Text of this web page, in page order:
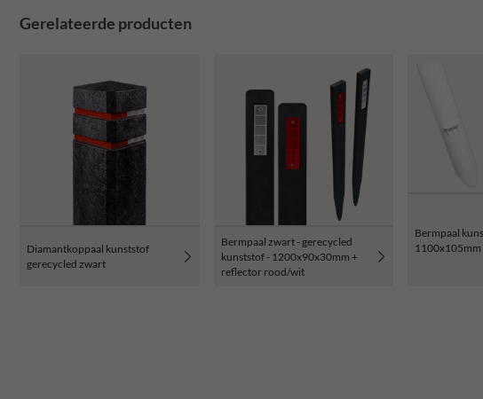
Gerelateerde producten
Diamantkoppaal kunststof
gerecycled zwart
Bermpaal zwart - gerecycled
kunststof - 1200x90x30mm +
reflector rood/wit
Bermpaal